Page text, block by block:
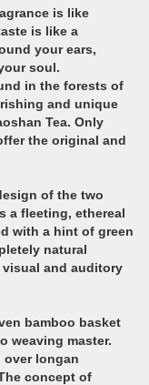
is like
is like a
your ears,
soul.
in the forests of
and unique
Tea. Only
the original and
of the two
a fleeting, ethereal
with a hint of green
natural
visual and auditory
bamboo basket
weaving master.
over longan
concept of